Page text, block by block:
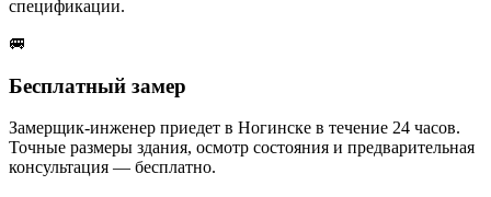
спецификации.
🚐
Бесплатный замер
Замерщик-инженер приедет в Ногинске в течение 24 часов.
Точные размеры здания, осмотр состояния и предварительная
консультация — бесплатно.